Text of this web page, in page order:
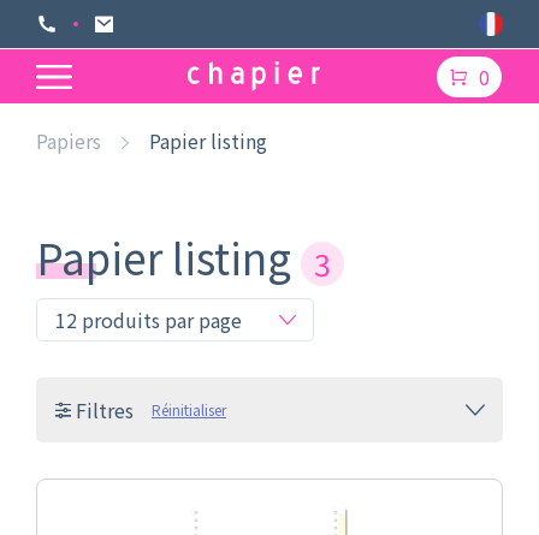
0
Papiers Papier listing
Papier listing 3
Filtres Réinitialiser